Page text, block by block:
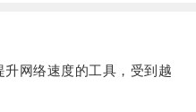
网络速度的工具，受到越